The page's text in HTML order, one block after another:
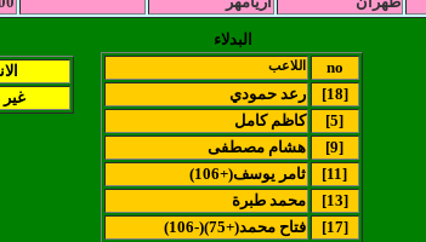
البدلاء
اللاعب
no
رعد حمودي
[18]
كاظم كامل
[5]
هشام مصطفى
[9]
(ثامر يوسف(+106
[11]
محمد طبرة
[13]
(فتاح محمد(+75)(-106
[17]